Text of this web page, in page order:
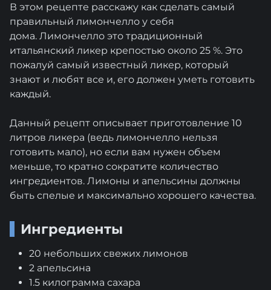
В этом рецепте расскажу как сделать самый
правильный лимончелло у себя
дома. Лимончелло это традиционный
итальянский ликер крепостью около 25 %. Это
пожалуй самый известный ликер, который
знают и любят все и, его должен уметь готовить
каждый.
Данный рецепт описывает приготовление 10
литров ликера (ведь лимончелло нельзя
готовить мало), но если вам нужен объем
меньше, то кратно сократите количество
ингредиентов. Лимоны и апельсины должны
быть спелые и максимально хорошего качества.
Ингредиенты
20 небольших свежих лимонов
2 апельсина
1.5 килограмма сахара